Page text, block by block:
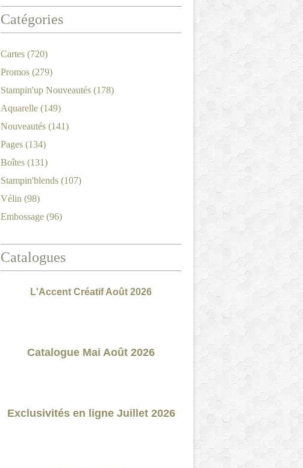
Catégories
Cartes (720)
Promos (279)
Stampin'up Nouveautés (178)
Aquarelle (149)
Nouveautés (141)
Pages (134)
Boîtes (131)
Stampin'blends (107)
Vélin (98)
Embossage (96)
Catalogues
L'Accent Créatif Août 2026
Catalogue Mai Août 2026
Exclusivités en ligne Juillet 2026